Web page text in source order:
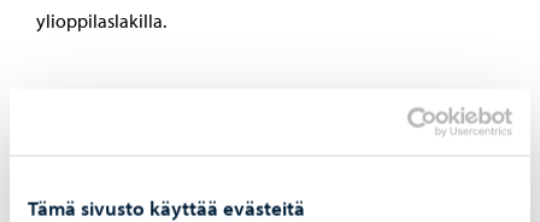
Tämä sivusto käyttää evästeitä
ylioppilaslakilla.
Laulutervehdyksellä on pitkät